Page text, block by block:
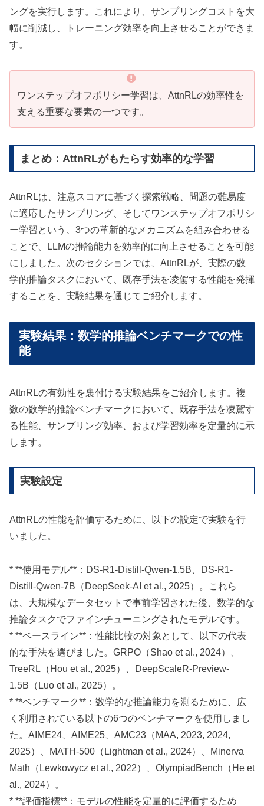
ングを実行します。これにより、サンプリングコストを大
幅に削減し、トレーニング効率を向上させることができま
す。
ワンステップオフポリシー学習は、AttnRLの効率性を
支える重要な要素の一つです。
まとめ：AttnRLがもたらす効率的な学習
AttnRLは、注意スコアに基づく探索戦略、問題の難易度
に適応したサンプリング、そしてワンステップオフポリシ
ー学習という、3つの革新的なメカニズムを組み合わせる
ことで、LLMの推論能力を効率的に向上させることを可能
にしました。次のセクションでは、AttnRLが、実際の数
学的推論タスクにおいて、既存手法を凌駕する性能を発揮
することを、実験結果を通じてご紹介します。
実験結果：数学的推論ベンチマークでの性
能
AttnRLの有効性を裏付ける実験結果をご紹介します。複
数の数学的推論ベンチマークにおいて、既存手法を凌駕す
る性能、サンプリング効率、および学習効率を定量的に示
します。
実験設定
AttnRLの性能を評価するために、以下の設定で実験を行
いました。
* **使用モデル**：DS-R1-Distill-Qwen-1.5B、DS-R1-
Distill-Qwen-7B（DeepSeek-AI et al., 2025）。これら
は、大規模なデータセットで事前学習された後、数学的な
推論タスクでファインチューニングされたモデルです。
* **ベースライン**：性能比較の対象として、以下の代表
的な手法を選びました。GRPO（Shao et al., 2024）、
TreeRL（Hou et al., 2025）、DeepScaleR-Preview-
1.5B（Luo et al., 2025）。
* **ベンチマーク**：数学的な推論能力を測るために、広
く利用されている以下の6つのベンチマークを使用しまし
た。AIME24、AIME25、AMC23（MAA, 2023, 2024,
2025）、MATH-500（Lightman et al., 2024）、Minerva
Math（Lewkowycz et al., 2022）、OlympiadBench（He et
al., 2024）。
* **評価指標**：モデルの性能を定量的に評価するため